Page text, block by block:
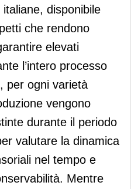
disponibile
che rendono
elevati
l’intero processo
per ogni varietà
vengono
durante il periodo
valutare la dinamica
nel tempo e
Mentre